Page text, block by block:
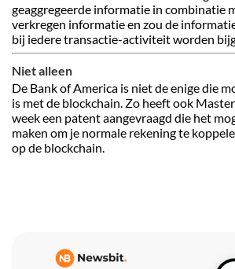
geaggregeerde informatie in combinatie
verkregen informatie en zou de
bij iedere transactie-activiteit worden
Niet alleen
De Bank of America is niet de enige die
is met de blockchain. Zo heeft ook
week een patent aangevraagd die het
maken om je normale rekening te
op de blockchain.